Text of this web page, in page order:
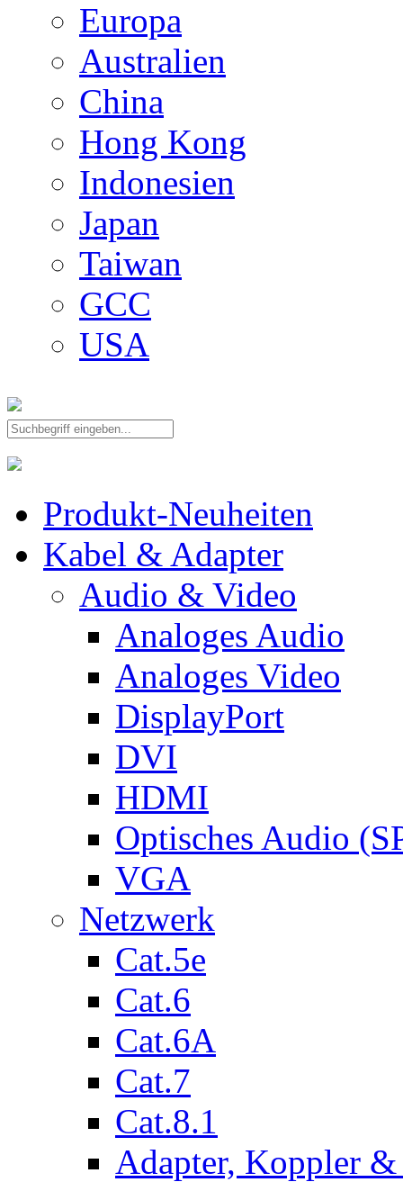
Europa
Australien
China
Hong Kong
Indonesien
Japan
Taiwan
GCC
USA
Produkt-Neuheiten
Kabel & Adapter
Audio & Video
Analoges Audio
Analoges Video
DisplayPort
DVI
HDMI
Optisches Audio
VGA
Netzwerk
Cat.5e
Cat.6
Cat.6A
Cat.7
Cat.8.1
Adapter, Koppler &